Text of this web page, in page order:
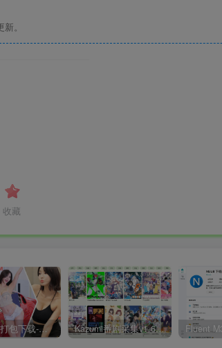
。
收藏
车模视频打包下载-高清无水印版 Kazumi番剧采集v1.6.9：支持自定义规则+在线观看+弹幕，跨平台下载